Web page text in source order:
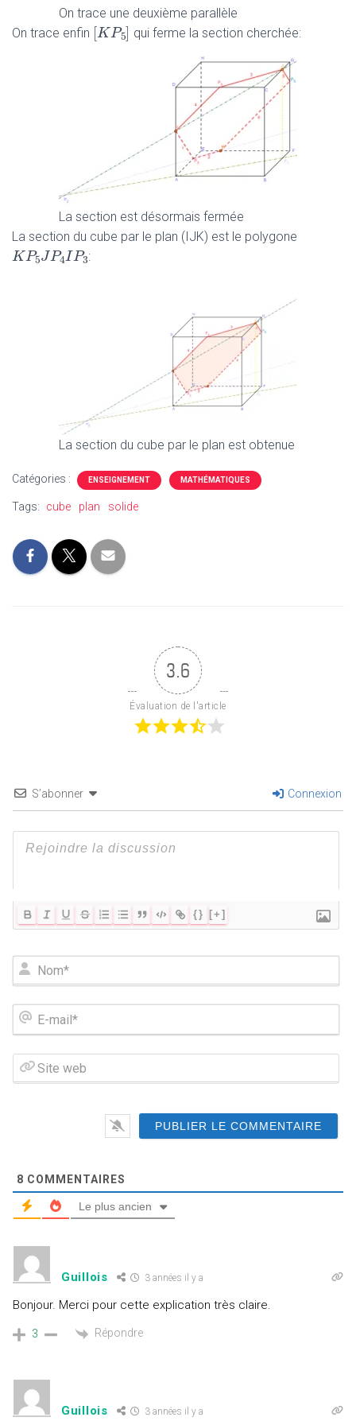
On trace une deuxième parallèle
On trace enfin [KP5 ]
KP5] qui ferme la section cherchée:
La section est désormais fermée
La section du cube par le plan (IJK) est le polygone
KP5JP4IP
KP5JP4IP3:
La section du cube par le plan est obtenue
Catégories : ENSEIGNEMENT MATHÉMATIQUES
Tags: cube plan solide
3.6
Évaluation de l'article
S’abonner Connexion
{} [+]
m
m
*t
8 COMMENTAIRES
Le plus ancien
Guillois 3 années il y a
Bonjour. Merci pour cette explication très claire.
3 Répondre
Guillois 3 années il y a